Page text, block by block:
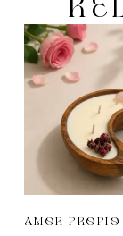
AMOR PROPIO